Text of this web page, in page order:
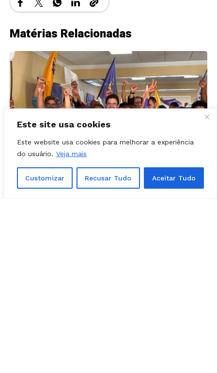
Este site usa cookies
Este website usa cookies para melhorar a experiência
do usuário. Veja mais
Customizar Recusar Tudo Aceitar Tudo
Matérias Relacionadas